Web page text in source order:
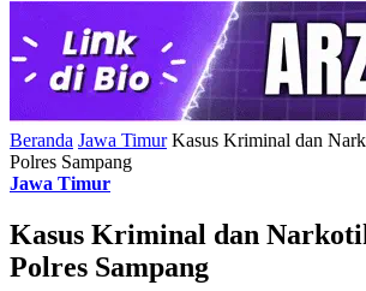
Beranda Jawa Timur Kasus Kriminal dan
Polres Sampang
Jawa Timur
Kasus Kriminal dan
Polres Sampang